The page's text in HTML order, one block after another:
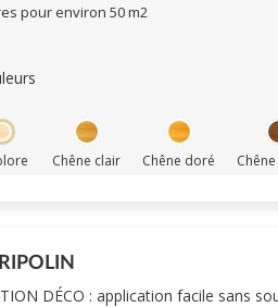
pour environ 50 m2
Chêne clair Chêne doré
DÉCO : application facile sans